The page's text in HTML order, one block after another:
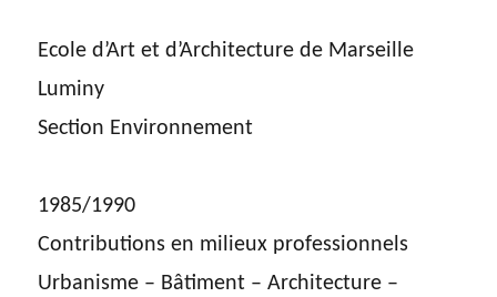
Ecole d’Art et d’Architecture de Marseille
Luminy
Section Environnement
1985/1990
Contributions en milieux professionnels
Urbanisme – Bâtiment – Architecture –